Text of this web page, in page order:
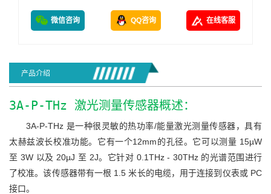
微信咨询 QQ咨询 在线客服
产品介绍
3A-P-THz 激光测量传感器概述：
3A-P-THz 是一种很灵敏的热功率/能量激光测量传感器，具有
太赫兹波长校准功能。它有一个12mm的孔径。它可以测量 15µW
至 3W 以及 20µJ 至 2J。它针对 0.1THz - 30THz 的光谱范围进行
了校准。该传感器带有一根 1.5 米长的电缆，用于连接到仪表或 PC
接口。